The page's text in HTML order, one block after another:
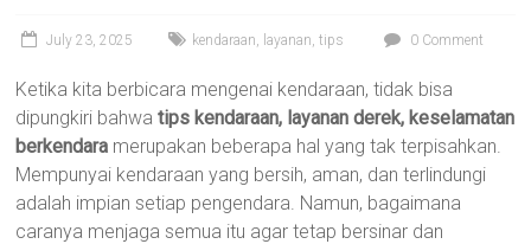
July 23, 2025 kendaraan, layanan,tips 0 Comment
Ketika kita berbicara mengenai kendaraan, tidak bisa
dipungkiri bahwatips kendaraan, layanan derek, keselamatan
berkendara merupakan beberapa hal yang tak terpisahkan.
Mempunyai kendaraan yang bersih, aman, dan terlindungi
adalah impian setiap pengendara. Namun, bagaimana
caranya menjaga semua itu agar tetap bersinar dan